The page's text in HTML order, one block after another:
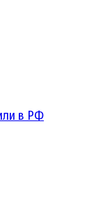
в РФ